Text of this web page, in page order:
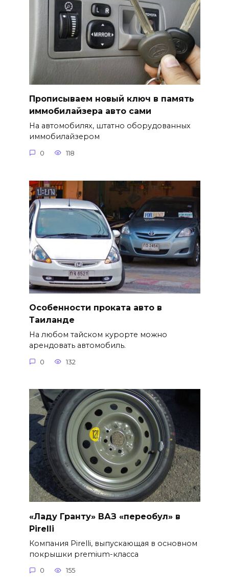
Прописываем новый ключ в память
иммобилайзера авто сами
На автомобилях, штатно оборудованных
иммобилайзером
0 118
Особенности проката авто в
Таиланде
На любом тайском курорте можно
арендовать автомобиль.
0 132
«Ладу Гранту» ВАЗ «переобул» в
Pirelli
Компания Pirelli, выпускающая в основном
покрышки premium-класса
0 155